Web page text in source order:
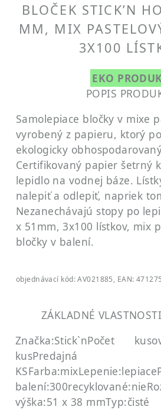
BLOČEK STICK’N
MM, MIX
3X100
EKO
POPIS
Samolepiace bločky v mixe
vyrobený z papieru, ktorý
ekologicky
Certifikovaný papier šetrný
lepidlo na vodnej báze.
nalepiť a odlepiť, napriek
Nezanechávajú stopy po
x 51mm, 3x100 lístkov, mix
bločky v balení.
objednávací kód: AV021885, EAN:
ZÁKLADNÉ
Značka:Stick`nPočet
kusPredajná
KSFarba:mixLepenie:lepiace
balení:300recyklované:nie
výška:51 x 38 mmTyp:čisté